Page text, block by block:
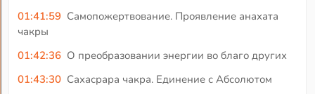
01:41:59 Самопожертвование. Проявление анахата
чакры
01:42:36 О преобразовании энергии во благо других
01:43:30 Сахасрара чакра. Единение с Абсолютом